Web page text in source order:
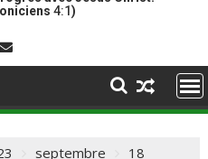
4:1)
septembre 18